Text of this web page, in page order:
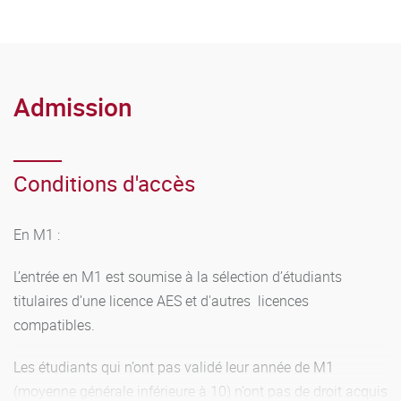
les responsables de la filière et par le ou la vice-doyen(ne)
éventuellement, spécial).
Admission
Conditions d'accès
En M1 :
L’entrée en M1 est soumise à la sélection d’étudiants
titulaires d’une licence AES et d'autres licences
compatibles.
Les étudiants qui n’ont pas validé leur année de M1
(moyenne générale inférieure à 10) n’ont pas de droit acquis